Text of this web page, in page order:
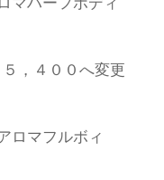
，４００へ変更
ロマフルボィ